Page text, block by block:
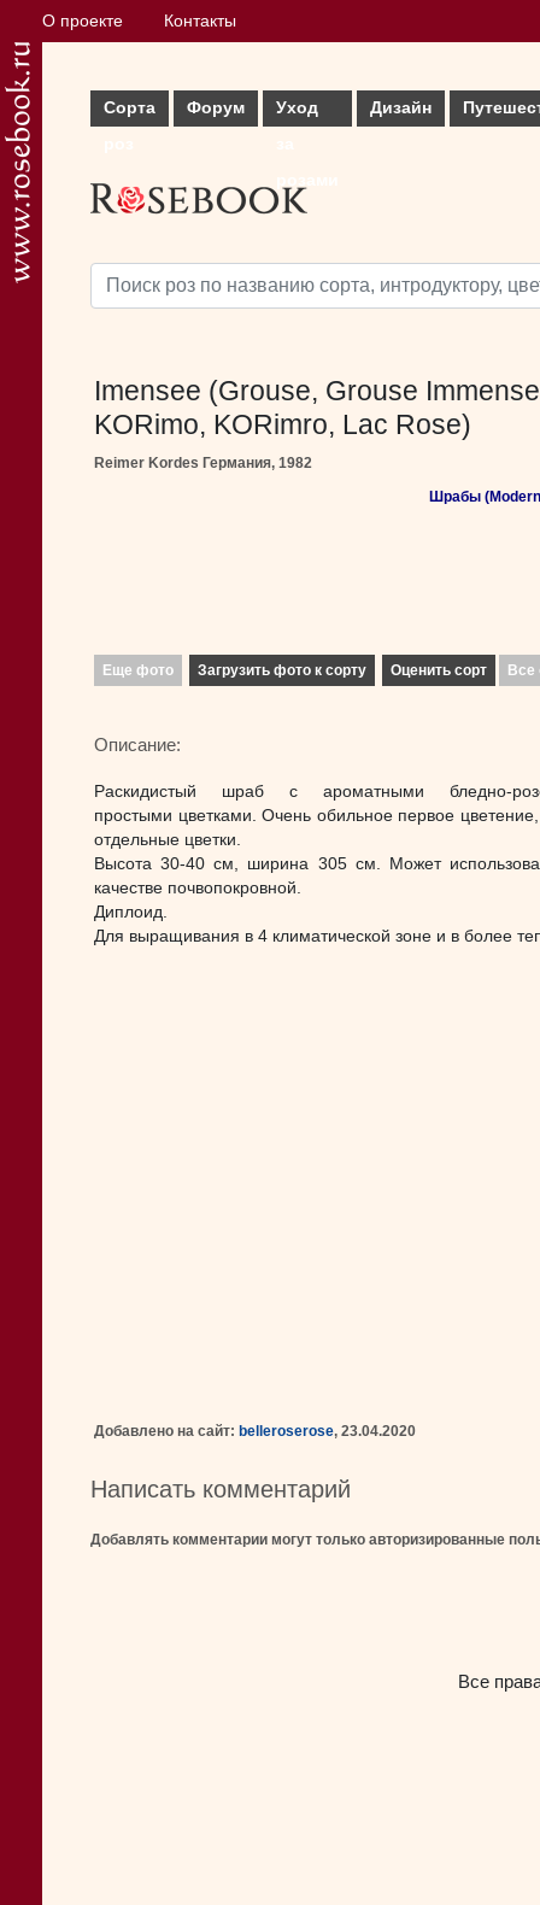
О проекте Контакты
Сорта
Форум
Уход
Дизайн
Imensee (Grouse, Grouse
KORimo, KORimro, Lac Rose)
Reimer Kordes Германия, 1982
Шрабы
Еще фото Загрузить фото к сорту Оценить сорт Все
Описание:
Раскидистый шраб с ароматными бледно-
простыми цветками. Очень обильное первое
отдельные цветки.
Высота 30-40 см, ширина 305 см. Может
качестве почвопокровной.
Диплоид.
Для выращивания в 4 климатической зоне и в более
Добавлено на сайт: belleroserose, 23.04.2020
Написать комментарий
Добавлять комментарии могут только авторизированные
Все